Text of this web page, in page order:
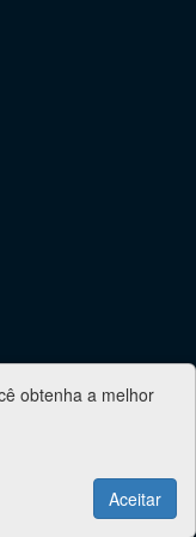
obtenha a melhor
Aceitar